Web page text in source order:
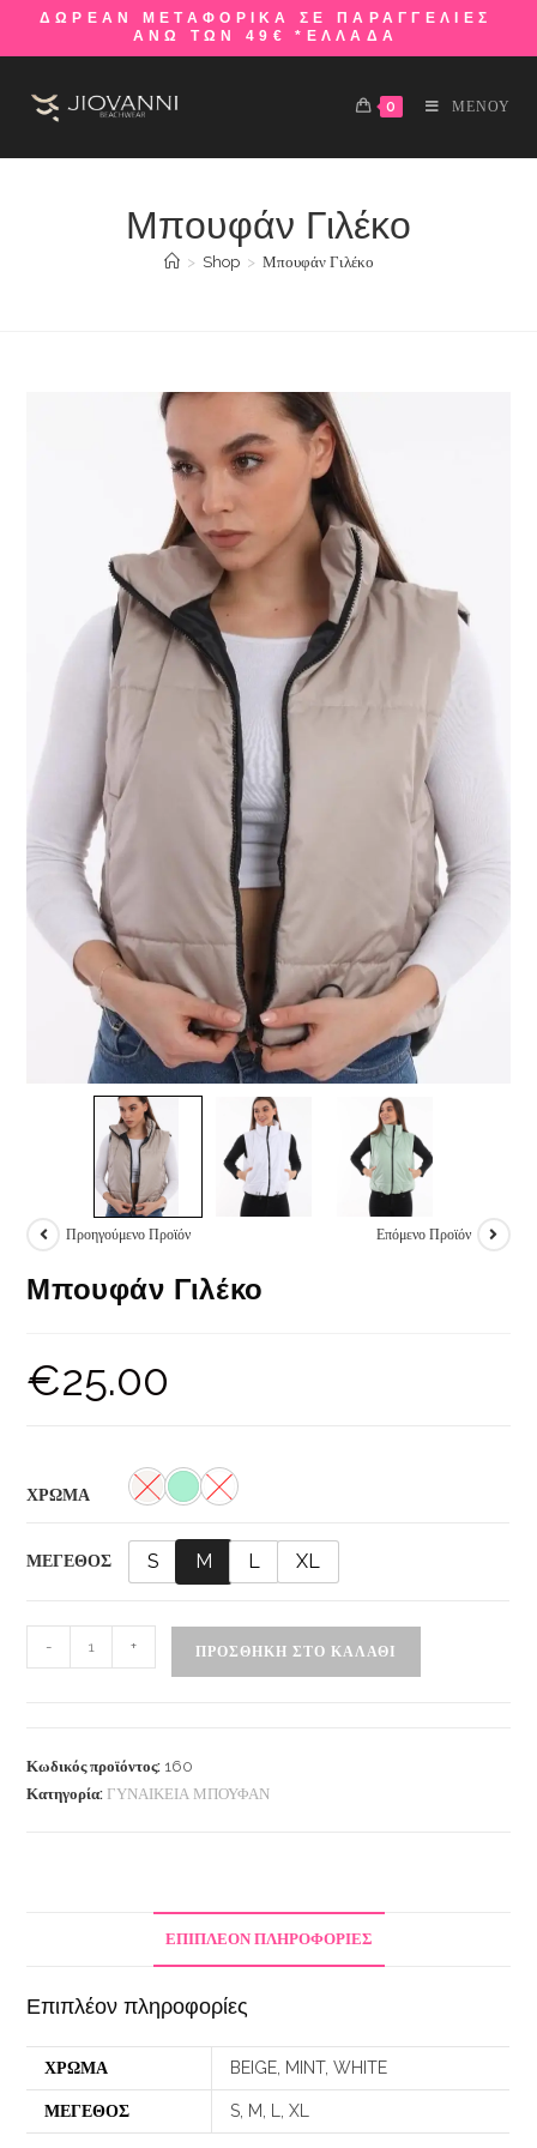
ΔΩΡΕΑΝ ΜΕΤΑΦΟΡΙΚΑ ΣΕ ΠΑΡΑΓΓΕΛΙΕΣ
ΑΝΩ ΤΩΝ 49€ *ΕΛΛΑΔΑ
0 ΜΕΝΟΥ
Μπουφάν Γιλέκο
> Shop > Μπουφάν Γιλέκο
Προηγούμενο Προϊόν Επόμενο Προϊόν
Μπουφάν Γιλέκο
€25.00
ΧΡΩΜΑ
ΜΕΓΕΘΟΣ S M L XL
- + ΠΡΟΣΘΉΚΗ ΣΤΟ ΚΑΛΆΘΙ
Κωδικός προϊόντος: 160
Κατηγορία: ΓΥΝΑΙΚΕΙΑ ΜΠΟΥΦΑΝ
ΕΠΙΠΛΈΟΝ ΠΛΗΡΟΦΟΡΊΕΣ
Επιπλέον πληροφορίες
ΧΡΩΜΑ BEIGE, MINT, WHITE
ΜΕΓΕΘΟΣ S, M, L, XL